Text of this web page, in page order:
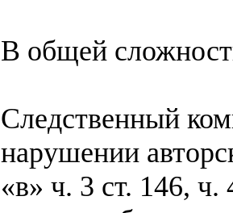
В общей
Следственный
нарушении
«в» ч. 3 ст. 146, ч.